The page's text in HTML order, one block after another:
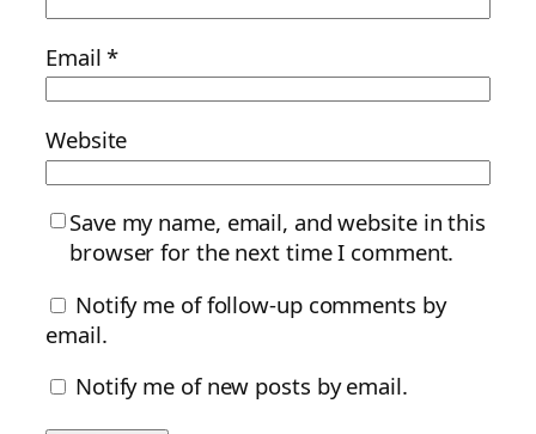
Email*
Website
Save my name, email, and website in this
browser for the next time I comment.
Notify me of follow-up comments by
email.
Notify me of new posts by email.